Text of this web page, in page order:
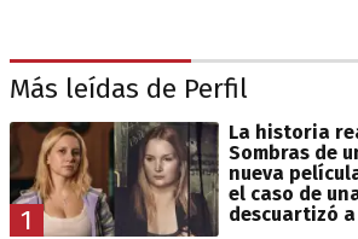
Más leídas de Perfil
1
La historia
Sombras de
nueva
el caso de
descuartizó